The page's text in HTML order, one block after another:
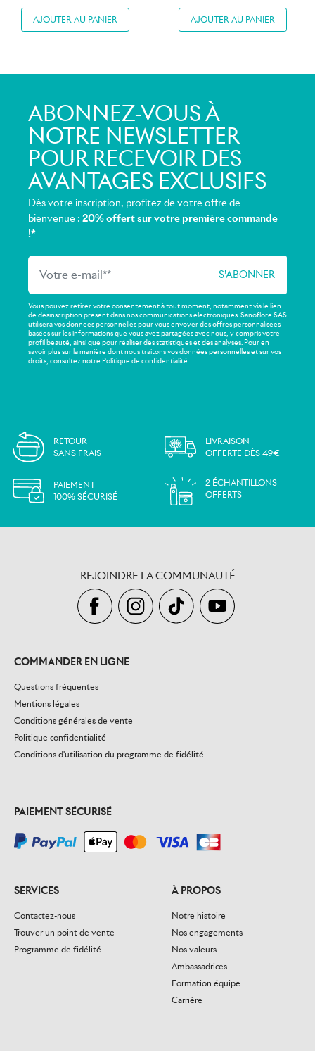
AJOUTER AU PANIER AJOUTER AU PANIER
ABONNEZ-VOUS À
NOTRE NEWSLETTER
POUR RECEVOIR DES
AVANTAGES EXCLUSIFS
Dès votre inscription, profitez de votre offre de
bienvenue : 20% offert sur votre première commande
!*
Vous pouvez retirer votre consentement à tout moment, notamment via le lien
de désinscription présent dans nos communications électroniques. Sanoflore SAS
utilisera vos données personnelles pour vous envoyer des offres personnalisées
basées sur les informations que vous avez partagées avec nous, y compris votre
profil beauté, ainsi que pour réaliser des statistiques et des analyses. Pour en
savoir plus sur la manière dont nous traitons vos données personnelles et sur vos
droits, consultez notre Politique de confidentialité .
RETOUR
SANS FRAIS
LIVRAISON
OFFERTE DÈS 49€
PAIEMENT
100% SÉCURISÉ
2 ÉCHANTILLONS
OFFERTS
REJOINDRE LA COMMUNAUTÉ
COMMANDER EN LIGNE
Questions fréquentes
Mentions légales
Conditions générales de vente
Politique confidentialité
Conditions d'utilisation du programme de fidélité
PAIEMENT SÉCURISÉ
SERVICES
Contactez-nous
Trouver un point de vente
Programme de fidélité
À PROPOS
Notre histoire
Nos engagements
Nos valeurs
Ambassadrices
Formation équipe
Carrière